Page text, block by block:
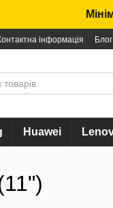
інформація Блог
Huawei